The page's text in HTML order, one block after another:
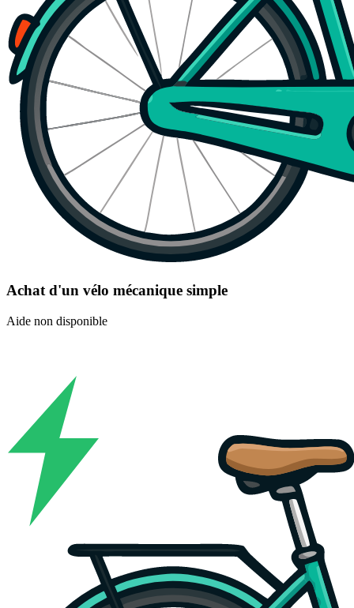
Achat d'un vélo mécanique simple
Aide non disponible